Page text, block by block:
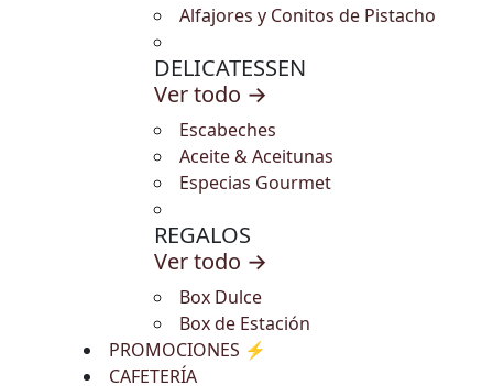
Alfajores y Conitos de Pistacho
DELICATESSEN
Ver todo →
Escabeches
Aceite & Aceitunas
Especias Gourmet
REGALOS
Ver todo →
Box Dulce
Box de Estación
PROMOCIONES ⚡
CAFETERÍA